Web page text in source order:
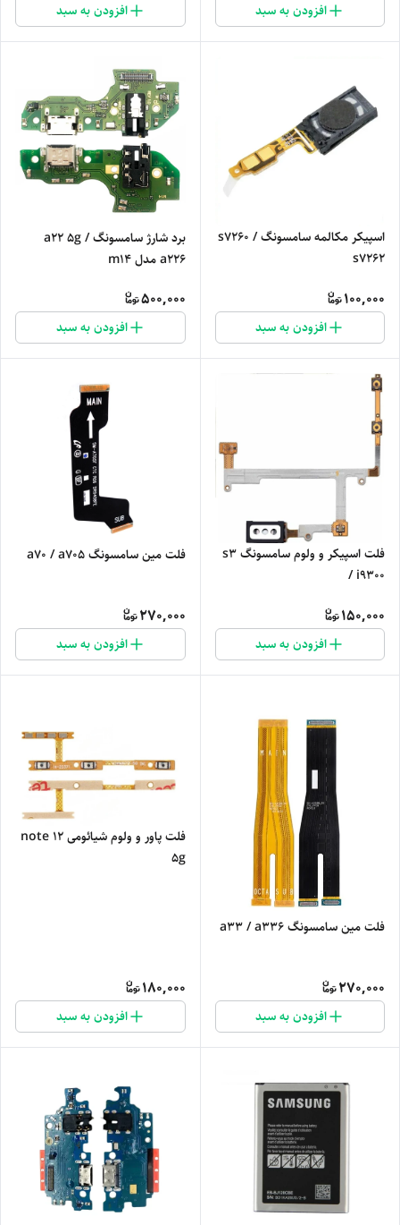
افزودن به سبد افزودن به سبد
اسپیکر مکالمه سامسونگ s7260 /
s7262
100,000
افزودن به سبد
برد شارژ سامسونگ a22 5g /
a226 مدل m14
500,000
افزودن به سبد
فلت اسپیکر و ولوم سامسونگ s3
/ i9300
150,000
افزودن به سبد
فلت مین سامسونگ a70 / a705
270,000
افزودن به سبد
فلت مین سامسونگ a33 / a336
270,000
افزودن به سبد
فلت پاور و ولوم شیائومی note 12
5g
180,000
افزودن به سبد